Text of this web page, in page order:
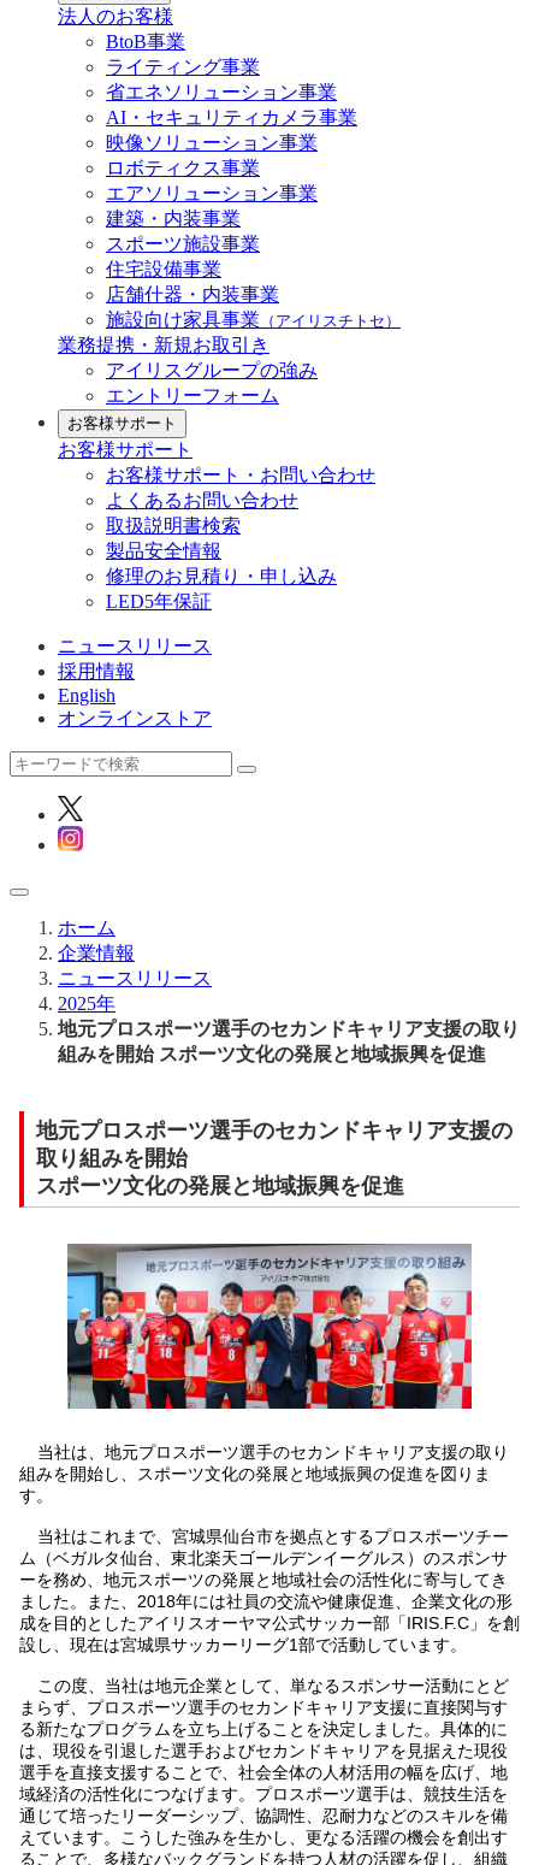
法人のお客様
BtoB事業
ライティング事業
省エネソリューション事業
AI・セキュリティカメラ事業
映像ソリューション事業
ロボティクス事業
エアソリューション事業
建築・内装事業
スポーツ施設事業
住宅設備事業
店舗什器・内装事業
施設向け家具事業 （アイリスチトセ）
業務提携・新規お取引き
アイリスグループの強み
エントリーフォーム
お客様サポート
お客様サポート
お客様サポート・お問い合わせ
よくあるお問い合わせ
取扱説明書検索
製品安全情報
修理のお見積り・申し込み
LED5年保証
ニュースリリース
採用情報
English
オンラインストア
ホーム
企業情報
ニュースリリース
2025年
地元プロスポーツ選手のセカンドキャリア支援の取り
組みを開始 スポーツ文化の発展と地域振興を促進
地元プロスポーツ選手のセカンドキャリア支援の
取り組みを開始
スポーツ文化の発展と地域振興を促進
当社は、地元プロスポーツ選手のセカンドキャリア支援の取り
組みを開始し、スポーツ文化の発展と地域振興の促進を図りま
す。
当社はこれまで、宮城県仙台市を拠点とするプロスポーツチー
ム（ベガルタ仙台、東北楽天ゴールデンイーグルス）のスポンサ
ーを務め、地元スポーツの発展と地域社会の活性化に寄与してき
ました。また、2018年には社員の交流や健康促進、企業文化の形
成を目的としたアイリスオーヤマ公式サッカー部「IRIS.F.C」を創
設し、現在は宮城県サッカーリーグ1部で活動しています。
この度、当社は地元企業として、単なるスポンサー活動にとど
まらず、プロスポーツ選手のセカンドキャリア支援に直接関与す
る新たなプログラムを立ち上げることを決定しました。具体的に
は、現役を引退した選手およびセカンドキャリアを見据えた現役
選手を直接支援することで、社会全体の人材活用の幅を広げ、地
域経済の活性化につなげます。プロスポーツ選手は、競技生活を
通じて培ったリーダーシップ、協調性、忍耐力などのスキルを備
えています。こうした強みを生かし、更なる活躍の機会を創出す
ることで、多様なバックグランドを持つ人材の活躍を促し、組織